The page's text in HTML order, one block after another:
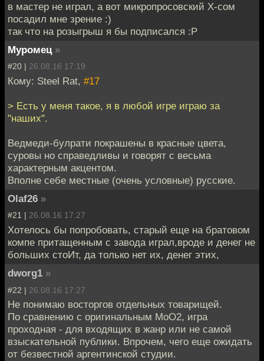
в мастер не играл, а вот микропросовский Х-сом
посадил мне зрение :)
так что на розыгрыш я бы подписался :P
Муромец »
#20 | 26.08.16 17:19
Кому: Steel Rat, #17
> Есть у меня такое, я в любой игре играю за
"наших".
Ведмеди-булрати покрашены в красные цвета,
суровы но справедливы и говорят с весьма
характерным акцентом.
Вполне себе местные (очень условные) русские.
Olaf26 »
#21 | 26.08.16 17:27
Хотелось бы попробовать, старый еще на братовом
компе притащенным с завода играл,вроде и денег не
больших стоИт, да только нет их, денег этих,
dworg1 »
#22 | 26.08.16 17:27
Не понимаю восторгов отдельных товарищей.
По сравнению с оригинальным MoO2, игра
проходная - для входящих в жанр или не самой
взыскательной публики. Впрочем, чего еще ожидать
от безвестной аргентинской студии.